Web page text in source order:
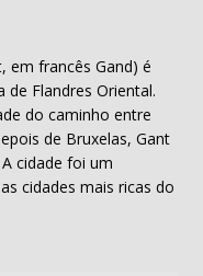
em francês Gand) é
de Flandres Oriental.
do caminho entre
de Bruxelas, Gant
cidade foi um
cidades mais ricas do